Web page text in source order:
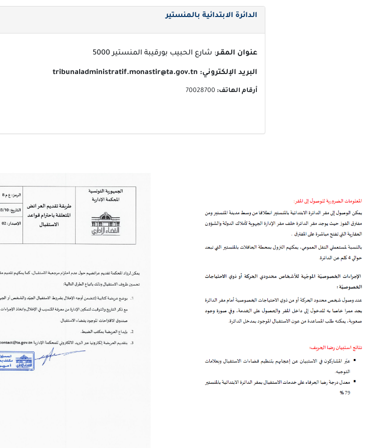
الدائرة الابتدائية بالمنستير
عنوان المقـر: شارع الحبيب بورقيبة المنستير 5000
البريد الإلكتروني: tribunaladministratif.monastir@ta.gov.tn
أرقام الهاتف: